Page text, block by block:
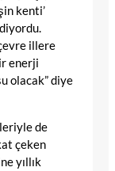
kenti’
illere
enerji
olacak” diye
de
çeken
yıllık